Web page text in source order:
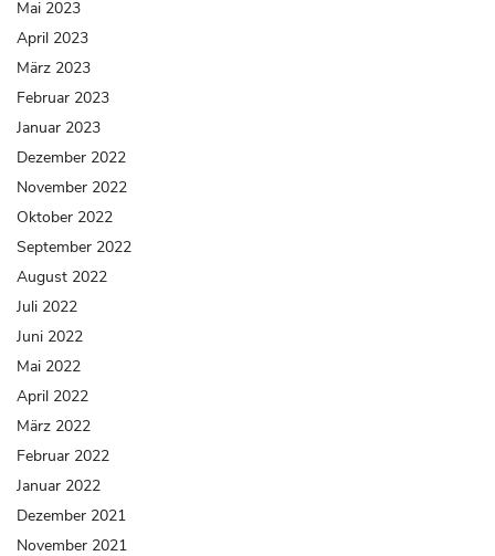
Mai 2023
April 2023
März 2023
Februar 2023
Januar 2023
Dezember 2022
November 2022
Oktober 2022
September 2022
August 2022
Juli 2022
Juni 2022
Mai 2022
April 2022
März 2022
Februar 2022
Januar 2022
Dezember 2021
November 2021